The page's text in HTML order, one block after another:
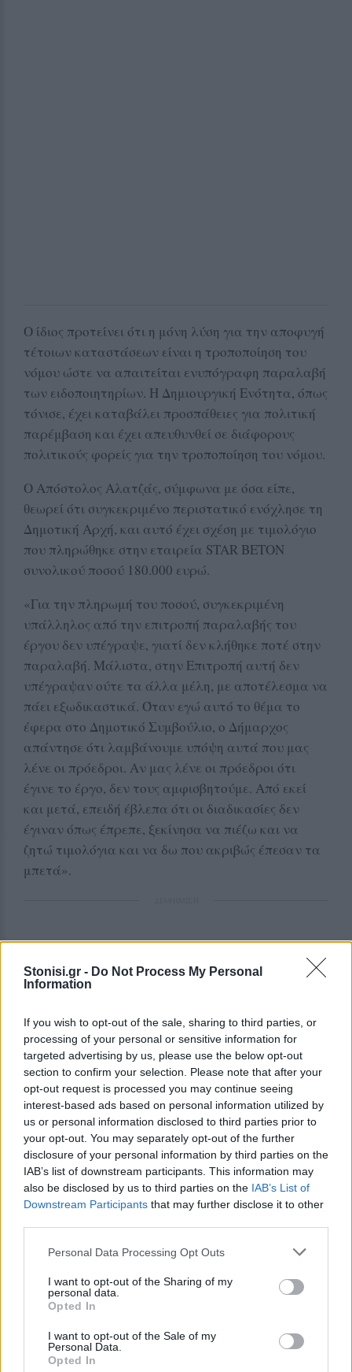
Stonisi.gr - Do Not Process My Personal
Information
If you wish to opt-out of the sale, sharing to third parties, or
processing of your personal or sensitive information for
targeted advertising by us, please use the below opt-out
section to confirm your selection. Please note that after your
opt-out request is processed you may continue seeing
interest-based ads based on personal information utilized by
us or personal information disclosed to third parties prior to
your opt-out. You may separately opt-out of the further
disclosure of your personal information by third parties on the
IAB’s list of downstream participants. This information may
also be disclosed by us to third parties on the IAB’s List of
Downstream Participants that may further disclose it to other
Personal Data Processing Opt Outs
I want to opt-out of the Sharing of my
personal data.
Opted In
I want to opt-out of the Sale of my
Personal Data.
Opted In
Ο ίδιος προτείνει ότι η μόνη λύση για την αποφυγή
τέτοιων καταστάσεων είναι η τροποποίηση του
νόμου ώστε να απαιτείται ενυπόγραφη παραλαβή
των ειδοποιητηρίων. Η Δημιουργική Ενότητα, όπως
τόνισε, έχει καταβάλει προσπάθειες για πολιτική
παρέμβαση και έχει απευθυνθεί σε διάφορους
πολιτικούς φορείς για την τροποποίηση του νόμου.
Ο Απόστολος Αλατζάς, σύμφωνα με όσα είπε,
θεωρεί ότι συγκεκριμένο περιστατικό ενόχλησε τη
Δημοτική Αρχή, και αυτό έχει σχέση με τιμολόγιο
που πληρώθηκε στην εταιρεία STAR BETON
συνολικού ποσού 180.000 ευρώ.
«Για την πληρωμή του ποσού, συγκεκριμένη
υπάλληλος από την επιτροπή παραλαβής του
έργου δεν υπέγραψε, γιατί δεν κλήθηκε ποτέ στην
παραλαβή. Μάλιστα, στην Επιτροπή αυτή δεν
υπέγραψαν ούτε τα άλλα μέλη, με αποτέλεσμα να
πάει εξωδικαστικά. Όταν εγώ αυτό το θέμα το
έφερα στο Δημοτικό Συμβούλιο, ο Δήμαρχος
απάντησε ότι λαμβάνουμε υπόψη αυτά που μας
λένε οι πρόεδροι. Αν μας λένε οι πρόεδροι ότι
έγινε το έργο, δεν τους αμφισβητούμε. Από εκεί
και μετά, επειδή έβλεπα ότι οι διαδικασίες δεν
έγιναν όπως έπρεπε, ξεκίνησα να πιέζω και να
ζητώ τιμολόγια και να δω που ακριβώς έπεσαν τα
μπετά».
Γενικότερα, ο Απόστολος Αλατζάς σημείωσε ότι η
παρουσία του στο Δημοτικό Συμβούλιο Δυτικής
Λέσβου προφανώς δεν ικανοποιεί ορισμένα
οικονομικά συμφέροντα, παρά το γεγονός ότι ο
ίδιος, ανέφερε, ποτέ δεν είναι προκλητικός και